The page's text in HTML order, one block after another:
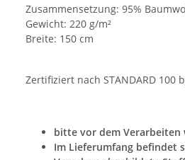
Zusammensetzung: 95%
Gewicht: 220 g/m²
Breite: 150 cm
Zertifiziert nach STANDARD 100
bitte vor dem Verarbeiten
Im Lieferumfang befindet